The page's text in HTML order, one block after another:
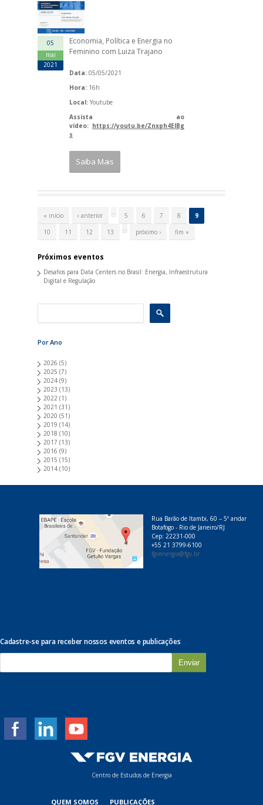
05
mai
2021
Economia, Política e Energia no
Feminino com Luiza Trajano
Data: 05/05/2021
Hora: 16h
Local: Youtube
Assista ao
vídeo: https://youtu.be/Znxph4EIBg
s
Saiba Mais
s
« início ‹ anterior … 5 6 7 8
9
10
11 12 13 … próximo › fim »
Próximos eventos
Desafios para Data Centers no Brasil: Energia, Infraestrutura
Digital e Regulação
Por Ano
2026 (5)
2025 (7)
2024 (9)
2023 (13)
2022 (1)
2021 (31)
2020 (51)
2019 (14)
2018 (10)
2017 (13)
2016 (9)
2015 (15)
2014 (10)
Rua Barão de Itambi, 60 – 5º andar
Botafogo - Rio de Janeiro/RJ
Cep: 22231-000
+55 21 3799-6100
fgvenergia@fgv.br
Cadastre-se para receber nossos eventos e publicações
m
Centro de Estudos de Energia
QUEM SOMOS PUBLICAÇÕES